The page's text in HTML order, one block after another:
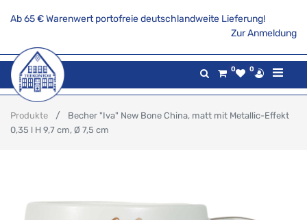
Ab 65 € Warenwert portofreie deutschlandweite Lieferung!
Zur Anmeldung
0 0
Produkte
Becher "Iva" New Bone China, matt mit Metallic-Effekt
0,35 l H 9,7 cm, Ø 7,5 cm